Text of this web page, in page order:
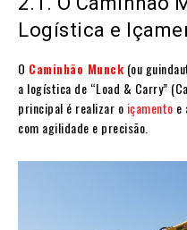
Logística e
O Caminhão Munck (ou
a logística de “Load & Carry”
principal é realizar o içamento e
com agilidade e precisão.